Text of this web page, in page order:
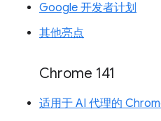
Google 开发者计划
其他亮点
Chrome 141
适用于 AI 代理的